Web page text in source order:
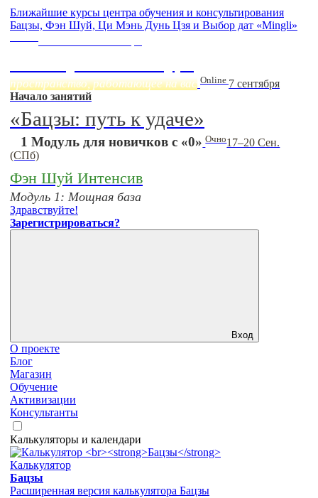
Ближайшие курсы центра обучения и консультирования
Бацзы, Фэн Шуй, Ци Мэнь Дунь Цзя и Выбор дат «Mingli»
пространство, работающее на вас Online 7 сентября
Начало занятий
«Бацзы: путь к удаче»
1 Модуль для новичков с «0» Очно17–20 Сен.
(СПб)
Фэн Шуй Интенсив
Модуль 1: Мощная база
Здравствуйте!
Зарегистрироваться?
Вход
О проекте
Блог
Магазин
Обучение
Активизации
Консультанты
Калькуляторы и календари
Калькулятор
Бацзы
Расширенная версия калькулятора Бацзы